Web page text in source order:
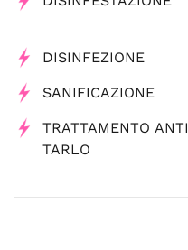
DISINFEZIONE
SANIFICAZIONE
TRATTAMENTO ANTI
TARLO